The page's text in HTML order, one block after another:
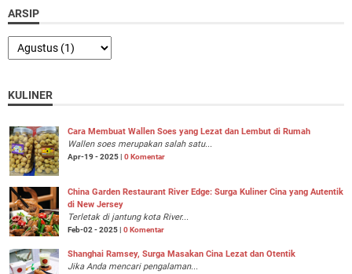
ARSIP
KULINER
Cara Membuat Wallen Soes yang Lezat dan Lembut di Rumah
Wallen soes merupakan salah satu...
Apr-19 - 2025 | 0 Komentar
China Garden Restaurant River Edge: Surga Kuliner Cina yang Autentik
di New Jersey
Terletak di jantung kota River...
Feb-02 - 2025 | 0 Komentar
Shanghai Ramsey, Surga Masakan Cina Lezat dan Otentik
Jika Anda mencari pengalaman...